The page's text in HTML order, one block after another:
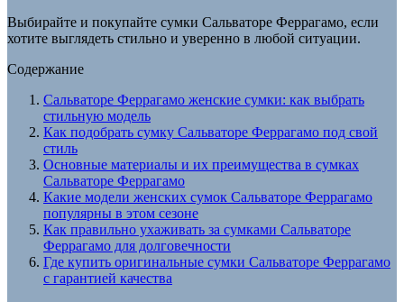
Выбирайте и покупайте сумки Сальваторе Феррагамо, если
хотите выглядеть стильно и уверенно в любой ситуации.
Содержание
Сальваторе Феррагамо женские сумки: как выбрать
стильную модель
Как подобрать сумку Сальваторе Феррагамо под свой
стиль
Основные материалы и их преимущества в сумках
Сальваторе Феррагамо
Какие модели женских сумок Сальваторе Феррагамо
популярны в этом сезоне
Как правильно ухаживать за сумками Сальваторе
Феррагамо для долговечности
Где купить оригинальные сумки Сальваторе Феррагамо
с гарантией качества